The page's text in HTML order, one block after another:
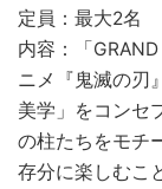
定員：最大2名
内容：「
ニメ『鬼滅の刃
美学」をコンセ
の柱たちをモチ
存分に楽しむこ